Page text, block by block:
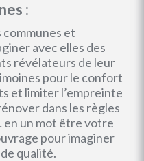
:
et
avec elles des
révélateurs de leur
pour le confort
et limiter l’empreinte
dans les règles
en un mot être votre
pour imaginer
qualité.